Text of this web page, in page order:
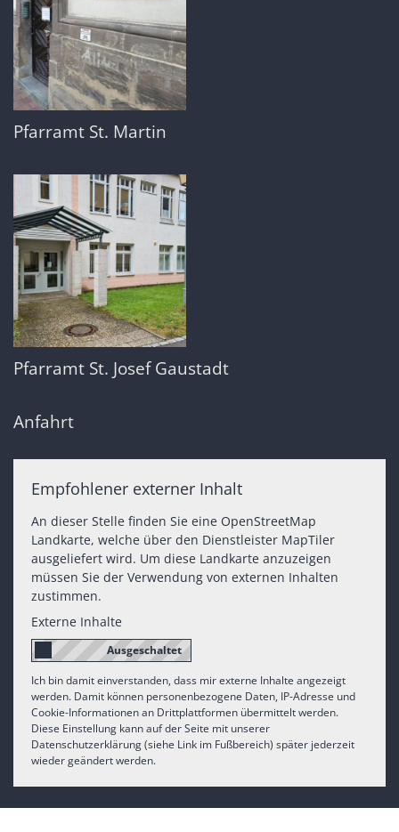
Pfarramt St. Martin
Pfarramt St. Josef Gaustadt
Anfahrt
Empfohlener externer Inhalt
An dieser Stelle finden Sie eine OpenStreetMap
Landkarte, welche über den Dienstleister MapTiler
ausgeliefert wird. Um diese Landkarte anzuzeigen
müssen Sie der Verwendung von externen Inhalten
zustimmen.
Externe Inhalte
Ich bin damit einverstanden, dass mir externe Inhalte angezeigt
werden. Damit können personenbezogene Daten, IP-Adresse und
Cookie-Informationen an Drittplattformen übermittelt werden.
Diese Einstellung kann auf der Seite mit unserer
Datenschutzerklärung (siehe Link im Fußbereich) später jederzeit
wieder geändert werden.